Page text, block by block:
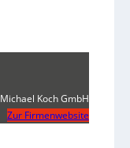
Michael Koch GmbH
Zur Firmenwebsite